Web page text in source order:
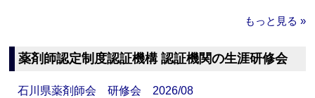
もっと見る »
薬剤師認定制度認証機構 認証機関の生涯研修会
石川県薬剤師会 研修会 2026/08